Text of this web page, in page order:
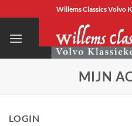
naar
inhoud
Willems Classics Volvo
MIJN
LOGIN